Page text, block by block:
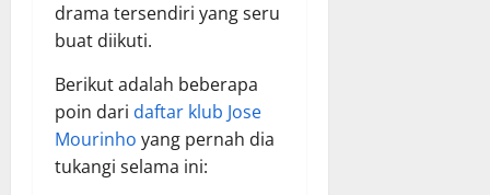
drama tersendiri yang seru
buat diikuti.
Berikut adalah beberapa
poin dari daftar klub Jose
Mourinho yang pernah dia
tukangi selama ini: